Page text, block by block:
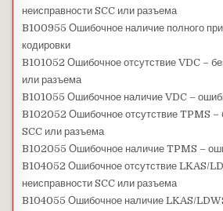
неисправности SCC или разъема
B100955 Ошибочное наличие полного
кодировки
B101052 Ошибочное отсутствие VDC –
или разъема
B101055 Ошибочное наличие VDC –
B102052 Ошибочное отсутствие TPMS –
SCC или разъема
B102055 Ошибочное наличие TPMS –
B104052 Ошибочное отсутствие LKAS/
неисправности SCC или разъема
B104055 Ошибочное наличие LKAS/